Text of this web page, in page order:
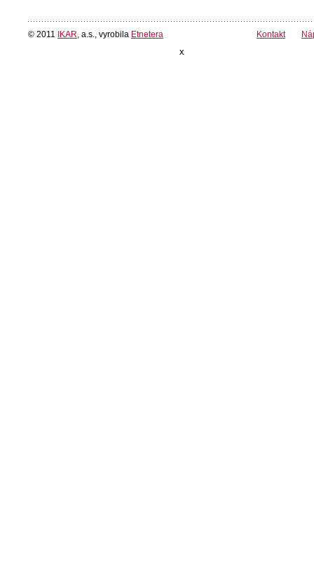
© 2011 IKAR , a.s., vyrobila Etnetera Kontakt
x